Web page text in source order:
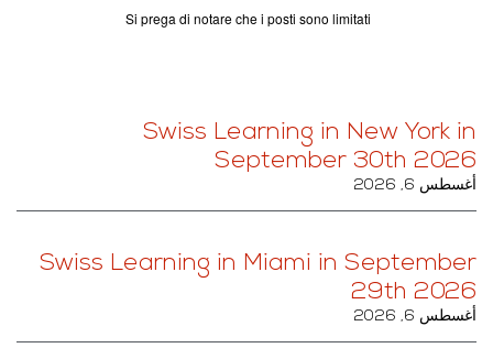
Si prega di notare che i posti sono limitati
Swiss Learning in New York in
September 30th 2026
أغسطس 6, 2026
Swiss Learning in Miami in September
29th 2026
أغسطس 6, 2026